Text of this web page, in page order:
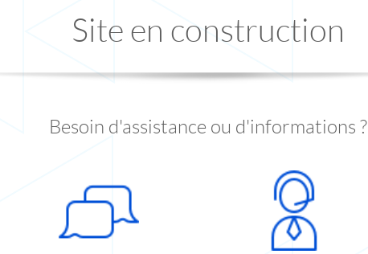
Site en construction
Besoin d'assistance ou d'informations ?